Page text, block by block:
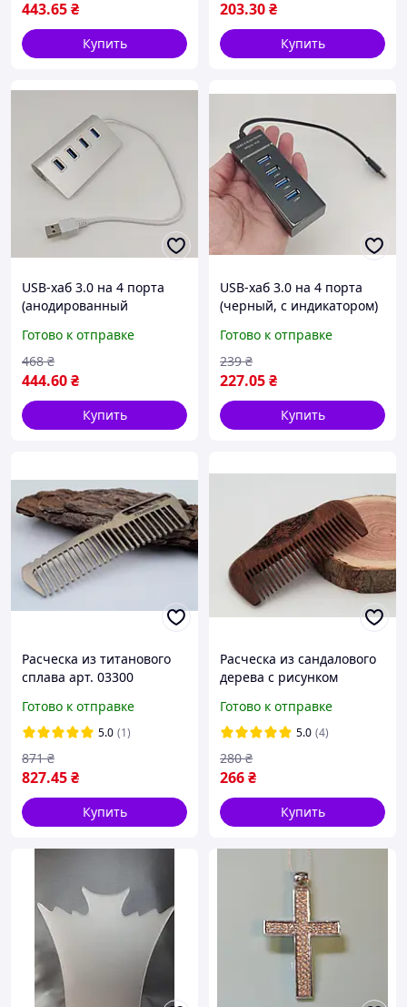
443.65₴
Купить
203.30₴
Купить
USB-хаб 3.0 на 4 порта
(анодированный
04178
Готово к отправке
444.60₴
468 ₴
Купить
USB-хаб 3.0 на 4 порта
(черный, с индикатором)
Готово к отправке
227.05₴
239 ₴
Купить
Расческа из титанового
сплава арт. 03300
Готово к отправке
5.0 (1)
827.45₴
871 ₴
Купить
Расческа из сандалового
дерева с рисунком
Готово к отправке
5.0 (4)
266₴
280 ₴
Купить